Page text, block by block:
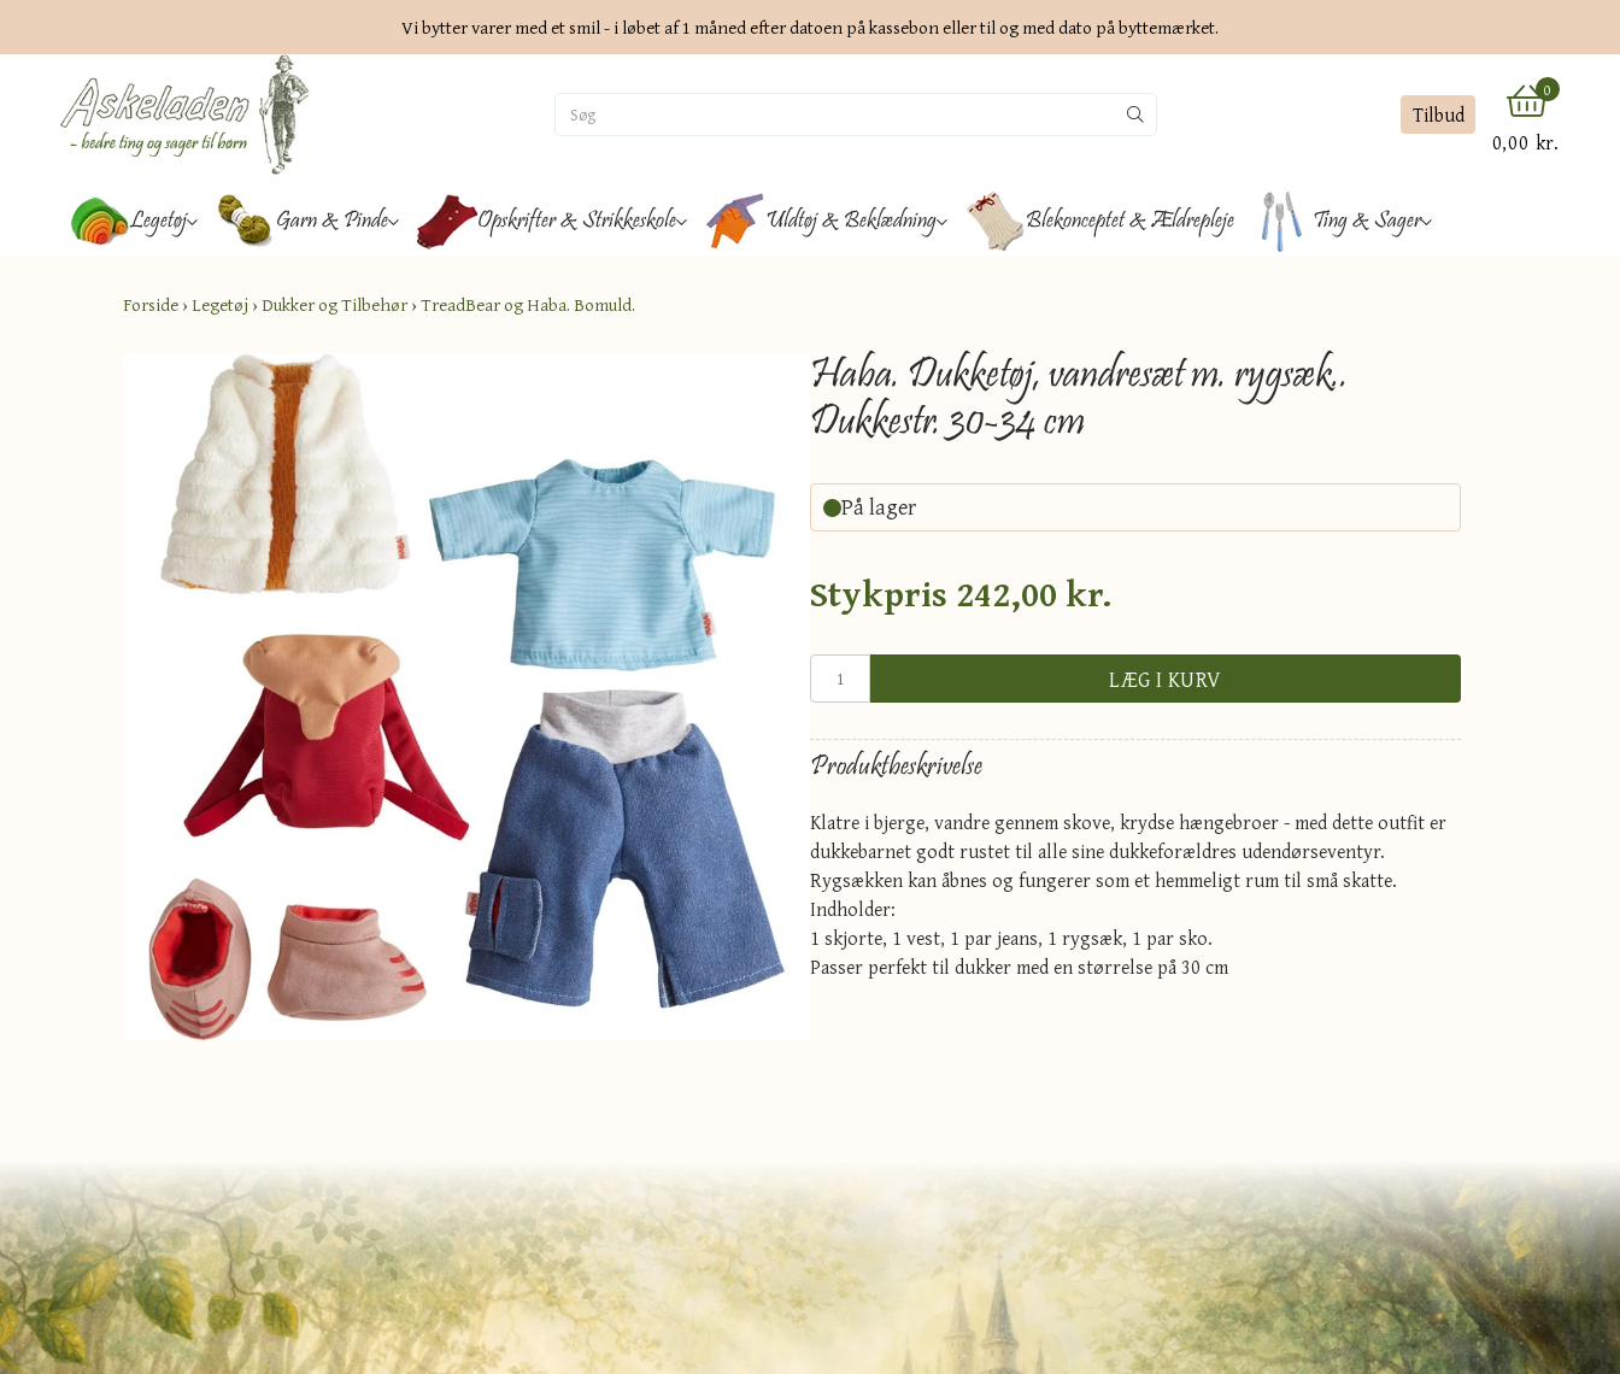
Vi bytter varer med et smil - i løbet af 1 måned efter datoen på kassebon eller til og med dato på byttemærket.
Tilbud
0
0,00 kr.
Legetøj Garn & Pinde Opskrifter & Strikkeskole Uldtøj & Beklædning Blekonceptet & Ældrepleje Ting & Sager
Forside› Legetøj ›Dukker og Tilbehør›TreadBear og Haba. Bomuld.
Haba. Dukketøj, vandresæt m. rygsæk..
Dukkestr. 30-34 cm
På lager
Stykpris 242,00 kr.
LÆG I KURV
Produktbeskrivelse
Klatre i bjerge, vandre gennem skove, krydse hængebroer - med dette outfit er
dukkebarnet godt rustet til alle sine dukkeforældres udendørseventyr.
Rygsækken kan åbnes og fungerer som et hemmeligt rum til små skatte.
Indholder:
1 skjorte, 1 vest, 1 par jeans, 1 rygsæk, 1 par sko.
Passer perfekt til dukker med en størrelse på 30 cm